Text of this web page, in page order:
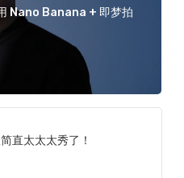
Nano Banana + 即梦拍
直太太太秀了！